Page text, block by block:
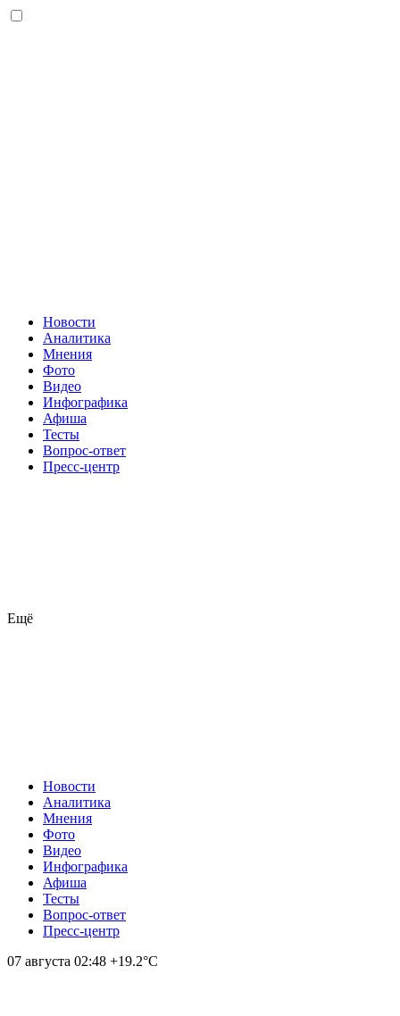
Новости
Аналитика
Мнения
Фото
Видео
Инфографика
Афиша
Тесты
Вопрос-ответ
Пресс-центр
Ещё
Новости
Аналитика
Мнения
Фото
Видео
Инфографика
Афиша
Тесты
Вопрос-ответ
Пресс-центр
07 августа 02:48 +19.2°С